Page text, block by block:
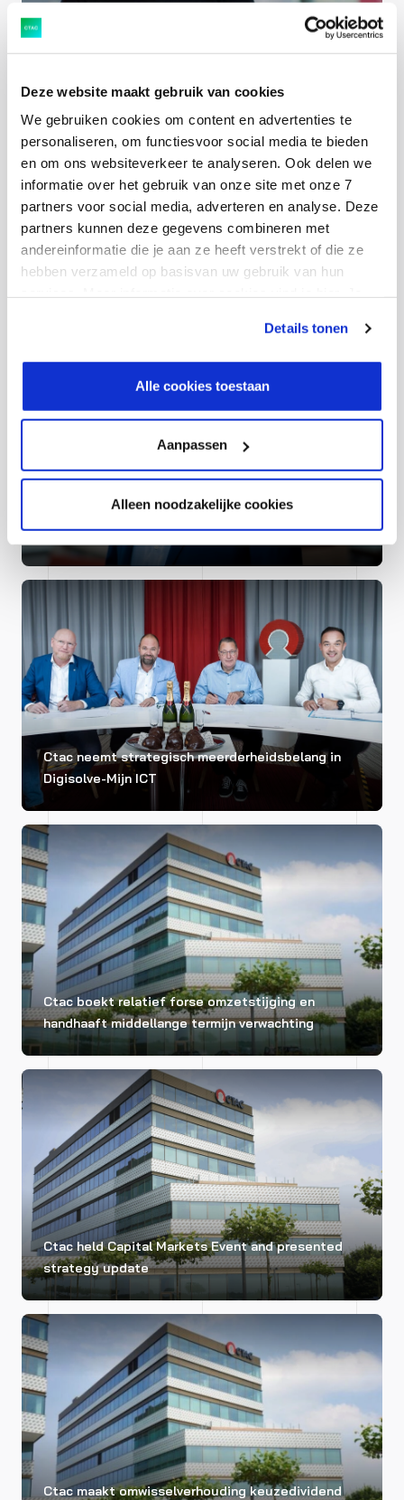
Deze website maakt gebruik van cookies
We gebruiken cookies om content en advertenties te
personaliseren, om functiesvoor social media te bieden
en om ons websiteverkeer te analyseren. Ook delen we
informatie over het gebruik van onze site met onze 7
partners voor social media, adverteren en analyse. Deze
partners kunnen deze gegevens combineren met
andereinformatie die je aan ze heeft verstrekt of die ze
hebben verzameld op basisvan uw gebruik van hun
aanpassen via de CO-knop linksonder. Lees meer over
hoe wij jouw gegevensverwerken in onze privacy- en
Details tonen
Alle cookies toestaan
Aanpassen
Alleen noodzakelijke cookies
Raad van commissarissen Ctac benoemt Pieter-
CEO Henny Hilgerdenaar vertrekt bij ICT-
dienstverlener Ctac
Ctac neemt strategisch meerderheidsbelang in
Digisolve-Mijn ICT
Ctac boekt relatief forse omzetstijging en
handhaaft middellange termijn verwachting
Ctac held Capital Markets Event and presented
strategy update
Ctac maakt omwisselverhouding keuzedividend